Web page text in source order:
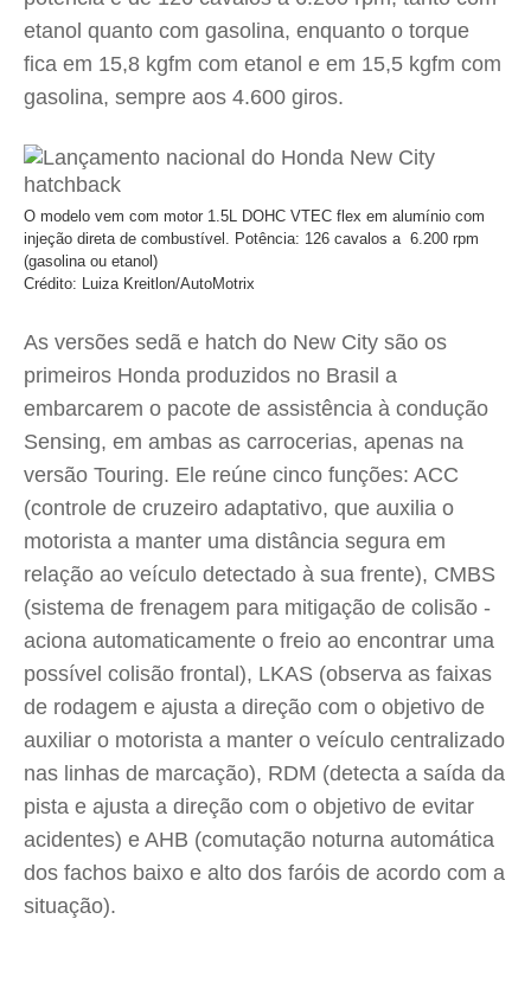
etanol quanto com gasolina, enquanto o torque
fica em 15,8 kgfm com etanol e em 15,5 kgfm com
gasolina, sempre aos 4.600 giros.
O modelo vem com motor 1.5L DOHC VTEC flex em alumínio com
injeção direta de combustível. Potência: 126 cavalos a 6.200 rpm
(gasolina ou etanol)
Crédito: Luiza Kreitlon/AutoMotrix
As versões sedã e hatch do New City são os
primeiros Honda produzidos no Brasil a
embarcarem o pacote de assistência à condução
Sensing, em ambas as carrocerias, apenas na
versão Touring. Ele reúne cinco funções: ACC
(controle de cruzeiro adaptativo, que auxilia o
motorista a manter uma distância segura em
relação ao veículo detectado à sua frente), CMBS
(sistema de frenagem para mitigação de colisão -
aciona automaticamente o freio ao encontrar uma
possível colisão frontal), LKAS (observa as faixas
de rodagem e ajusta a direção com o objetivo de
auxiliar o motorista a manter o veículo centralizado
nas linhas de marcação), RDM (detecta a saída da
pista e ajusta a direção com o objetivo de evitar
acidentes) e AHB (comutação noturna automática
dos fachos baixo e alto dos faróis de acordo com a
situação).